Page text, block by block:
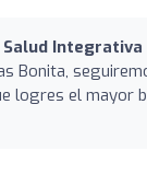
Salud Integrativa
Bonita,
logres el mayor